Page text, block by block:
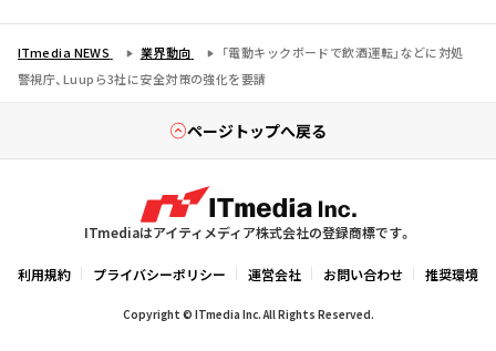
ITmedia NEWS 業界動向
「電動キックボードで飲酒運転」などに対処
警視庁、Luupら3社に安全対策の強化を要請
ページトップへ戻る
ITmediaはアイティメディア株式会社の登録商標です。
利用規約 プライバシーポリシー 運営会社 お問い合わせ 推奨環境
Copyright © ITmedia Inc. All Rights Reserved.